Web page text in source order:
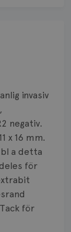
invasiv
negativ.
x 16 mm.
a detta
för
för